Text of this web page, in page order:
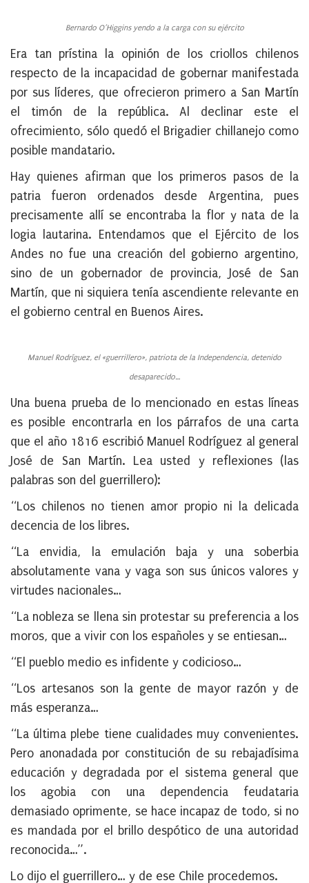
Bernardo O’Higgins yendo a la carga con su ejército
Era tan prístina la opinión de los criollos chilenos
respecto de la incapacidad de gobernar manifestada
por sus líderes, que ofrecieron primero a San Martín
el timón de la república. Al declinar este el
ofrecimiento, sólo quedó el Brigadier chillanejo como
posible mandatario.
Hay quienes afirman que los primeros pasos de la
patria fueron ordenados desde Argentina, pues
precisamente allí se encontraba la flor y nata de la
logia lautarina. Entendamos que el Ejército de los
Andes no fue una creación del gobierno argentino,
sino de un gobernador de provincia, José de San
Martín, que ni siquiera tenía ascendiente relevante en
el gobierno central en Buenos Aires.
Manuel Rodríguez, el «guerrillero», patriota de la Independencia, detenido
desaparecido…
Una buena prueba de lo mencionado en estas líneas
es posible encontrarla en los párrafos de una carta
que el año 1816 escribió Manuel Rodríguez al general
José de San Martín. Lea usted y reflexiones (las
palabras son del guerrillero):
“Los chilenos no tienen amor propio ni la delicada
decencia de los libres.
“La envidia, la emulación baja y una soberbia
absolutamente vana y vaga son sus únicos valores y
virtudes nacionales…
“La nobleza se llena sin protestar su preferencia a los
moros, que a vivir con los españoles y se entiesan…
“El pueblo medio es infidente y codicioso…
“Los artesanos son la gente de mayor razón y de
más esperanza…
“La última plebe tiene cualidades muy convenientes.
Pero anonadada por constitución de su rebajadísima
educación y degradada por el sistema general que
los agobia con una dependencia feudataria
demasiado oprimente, se hace incapaz de todo, si no
es mandada por el brillo despótico de una autoridad
reconocida…”.
Lo dijo el guerrillero… y de ese Chile procedemos.